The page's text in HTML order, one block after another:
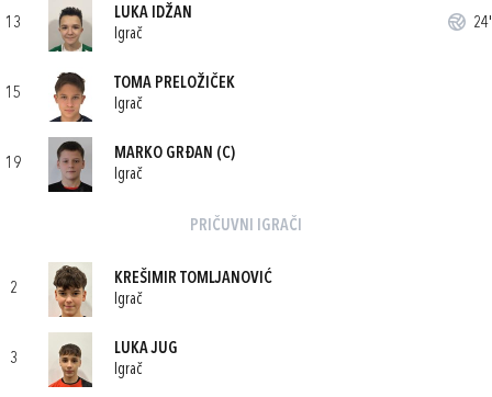
13
LUKA IDŽAN
Igrač
24'
15
TOMA PRELOŽIČEK
Igrač
19
MARKO GRĐAN (C)
Igrač
PRIČUVNI IGRAČI
2
KREŠIMIR TOMLJANOVIĆ
Igrač
3
LUKA JUG
Igrač